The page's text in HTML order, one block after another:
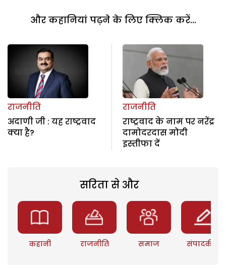
और कहानियां पढ़ने के लिए क्लिक करें...
राजनीति
अदाणी जी : यह राष्ट्रवाद
क्या है?
राजनीति
राष्ट्रवाद के नाम पर नरेंद्र
दामोदरदास मोदी
इस्तीफा दें
सरिता से और
कहानी राजनीति समाज संपादकीय